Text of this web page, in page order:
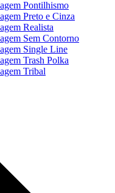
Pontilhismo
Preto e Cinza
Realista
Sem Contorno
Single Line
Trash Polka
Tribal